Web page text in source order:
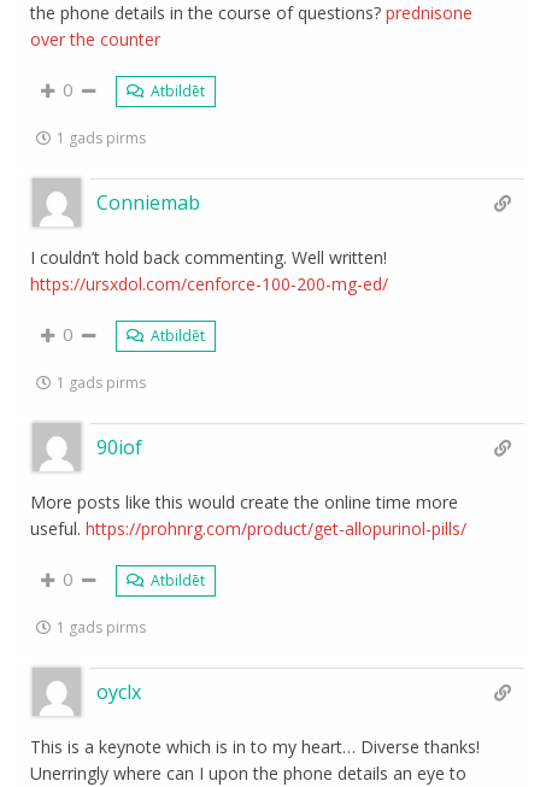
the phone details in the course of questions?prednisone
over the counter
0 Atbildēt
1 gads pirms
Conniemab
I couldn’t hold back commenting. Well written!
https://ursxdol.com/cenforce-100-200-mg-ed/
0 Atbildēt
1 gads pirms
90iof
More posts like this would create the online time more
useful.https://prohnrg.com/product/get-allopurinol-pills/
0 Atbildēt
1 gads pirms
oyclx
This is a keynote which is in to my heart… Diverse thanks!
Unerringly where can I upon the phone details an eye to